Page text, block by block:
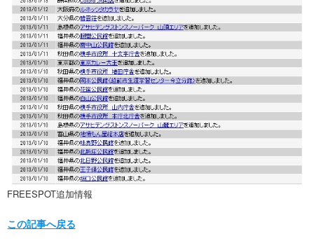
FREESPOT追加情報
この記事へ戻る